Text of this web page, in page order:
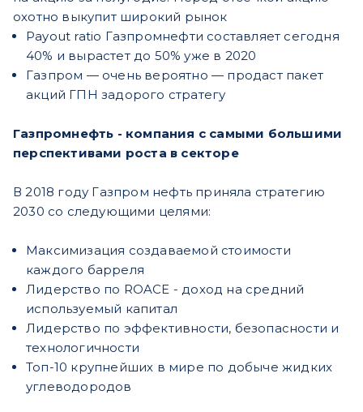
охотно выкупит широкий рынок
Payout ratio Газпромнефти составляет сегодня
40% и вырастет до 50% уже в 2020
Газпром — очень вероятно — продаст пакет
акций ГПН задорого стратегу
Газпромнефть - компания с самыми большими
перспективами роста в секторе
В 2018 году Газпром нефть приняла стратегию
2030 со следующими целями:
Максимизация создаваемой стоимости
каждого барреля
Лидерство по ROACE - доход на средний
используемый капитал
Лидерство по эффективности, безопасности и
технологичности
Топ-10 крупнейших в мире по добыче жидких
углеводородов